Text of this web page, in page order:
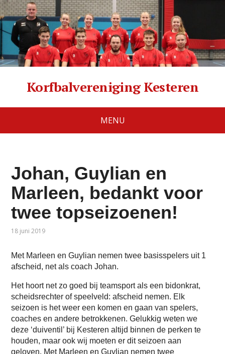
Korfbalvereniging Kesteren
MENU
Johan, Guylian en
Marleen, bedankt voor
twee topseizoenen!
18 juni 2019
Met Marleen en Guylian nemen twee basisspelers uit 1
afscheid, net als coach Johan.
Het hoort net zo goed bij teamsport als een bidonkrat,
scheidsrechter of speelveld: afscheid nemen. Elk
seizoen is het weer een komen en gaan van spelers,
coaches en andere betrokkenen. Gelukkig weten we
deze ‘duiventil’ bij Kesteren altijd binnen de perken te
houden, maar ook wij moeten er dit seizoen aan
geloven. Met Marleen en Guylian nemen twee